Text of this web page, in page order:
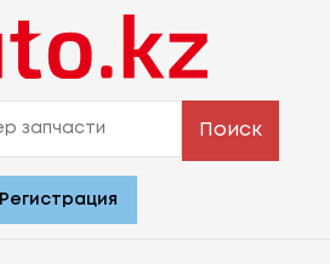
Поиск
Регистрация